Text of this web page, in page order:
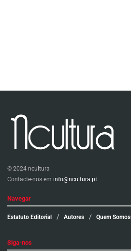
© 2024 ncultura
Contacte-nos em info@ncultura.pt
Navegar
Estatuto Editorial Autores Quem Somos
Siga-nos